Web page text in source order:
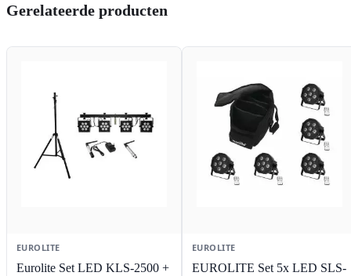
Gerelateerde producten
EUROLITE
Eurolite Set LED KLS-2500 +
EUROLITE
EUROLITE Set 5x LED SLS-